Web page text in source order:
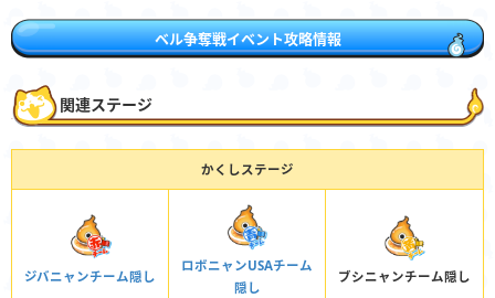
出現する妖怪
怒気ドキ土器
解放条件
ステージ19 でイサマシ族を使って最大のダメージ3500以上
ベル争奪戦イベント攻略情報
関連ステージ
かくしステージ
ジバニャンチーム隠し
ロボニャンUSAチーム
隠し
ブシニャンチーム隠し